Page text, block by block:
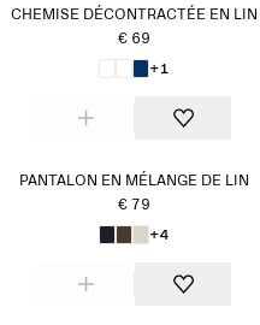
CHEMISE DÉCONTRACTÉE EN LIN
€ 69
+1
PANTALON EN MÉLANGE DE LIN
€ 79
+4